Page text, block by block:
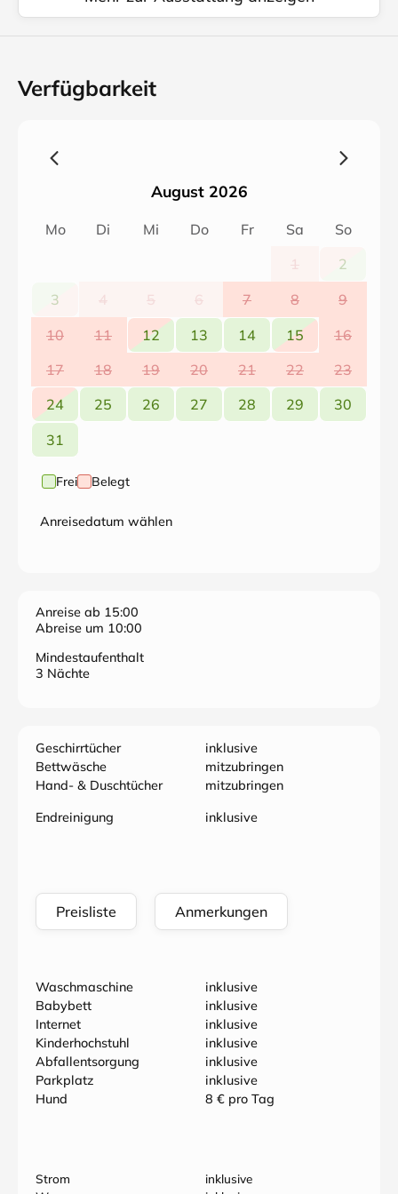
Tel.: 01702833659
Verfügbarkeit
August 2026
Mo Di Mi Do Fr Sa
So
1
2
3
4 5 6 7 8
9
10
11 12 13 14 15
16
17
18 19 20 21 22
23
24
25 26 27 28 29
30
31
Frei Belegt
Anreisedatum wählen
Anreise ab 15:00
Abreise um 10:00
Mindestaufenthalt
3 Nächte
Geschirrtücher
inklusive
Bettwäsche
mitzubringen
Hand- & Duschtücher
mitzubringen
Endreinigung
inklusive
Preisliste Anmerkungen
Waschmaschine
inklusive
Babybett
inklusive
Internet
inklusive
Kinderhochstuhl
inklusive
Abfallentsorgung
inklusive
Parkplatz
inklusive
Hund
8 € pro Tag
Strom
inklusive